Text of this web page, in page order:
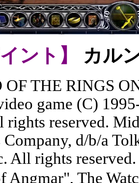
ント】 カル
OF THE RINGS
game (C)
rights reserved.
Company, d/b/a
All rights
Angmar", The